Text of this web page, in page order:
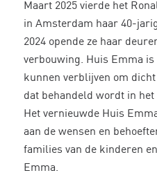
Maart 2025 vierde het
in Amsterdam haar 40-
2024 opende ze haar
verbouwing. Huis Emma
kunnen verblijven om
dat behandeld wordt in
Het vernieuwde Huis
aan de wensen en
families van de kinderen
Emma.